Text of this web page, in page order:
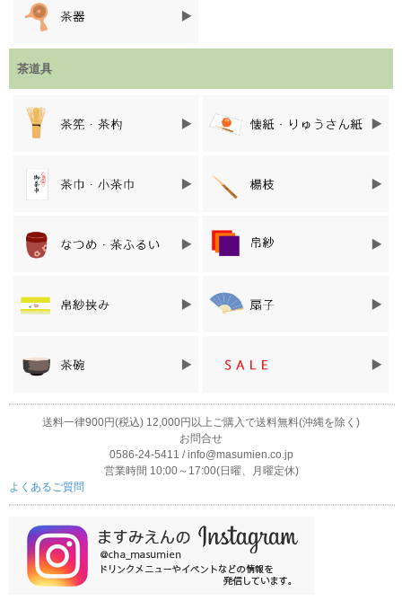
男性用「小
入り
※蛍光染料は使用していません。
お茶席以外でも使える懐紙
りません。
でも、日常生活のさまざまなシーンで大活躍する優れ物でもあり
メモ用紙や一筆箋として
はし袋やはし置きに コースターに
茶道具
送料一律900円(税込) 12,000円以上ご購入で送料無料(沖縄を除く)
お問合せ
0586-24-5411 / info@masumien.co.jp
営業時間 10:00～17:00(日曜、月曜定休)
よくあるご質問